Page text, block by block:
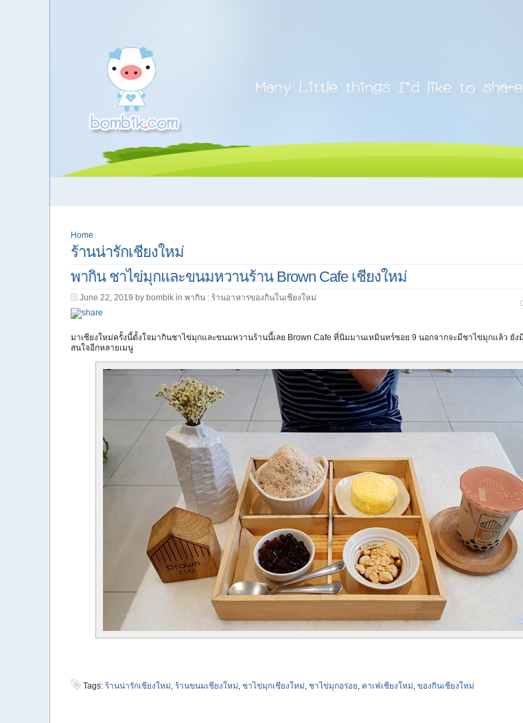
Home
ร้านน่ารักเชียงใหม่
พากิน ชาไข่มุกและขนมหวานร้าน Brown Cafe เชียงใหม่
June 22, 2019 by bombik in พากิน : ร้านอาหารของกินในเชียงใหม่
มาเชียงใหม่ครั้งนี้ตั้งใจมากินชาไข่มุกและขนมหวานร้านนี้เลย Brown Cafe ที่นิมมานเหมินทร์ซอย 9 นอกจากจะมีชาไข่มุกแล้ว ยั
สนใจอีกหลายเมนู
Tags: ร้านน่ารักเชียงใหม่, ร้านขนมเชียงใหม่, ชาไข่มุกเชียงใหม่, ชาไข่มุกอร่อย, คาเฟ่เชียงใหม่, ของกินเชียงใหม่